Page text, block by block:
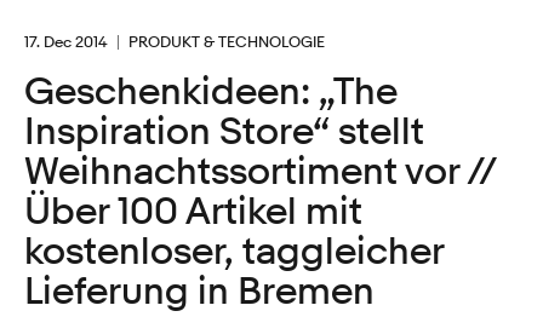
17. Dec 2014 PRODUKT & TECHNOLOGIE
Geschenkideen: „The
Inspiration Store“ stellt
Weihnachtssortiment vor //
Über 100 Artikel mit
kostenloser, taggleicher
Lieferung in Bremen